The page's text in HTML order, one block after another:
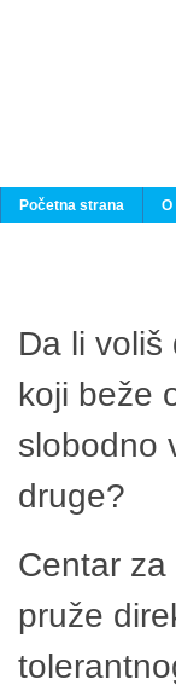
Početna strana O
Da li
koji beže
slobodno
druge?
Centar
pruže